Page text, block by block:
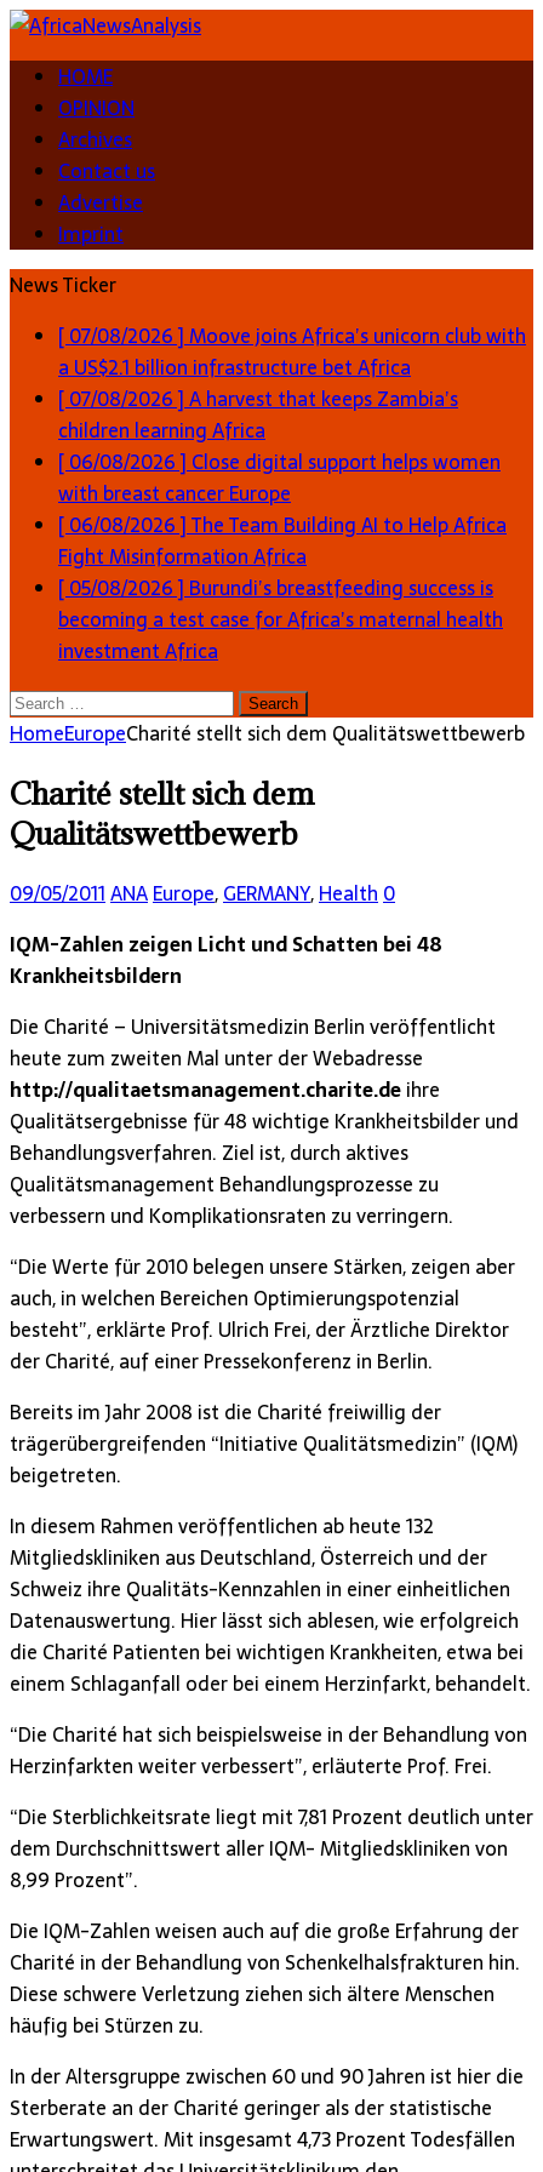
HOME
OPINION
Archives
Contact us
Advertise
Imprint
News Ticker
[ 07/08/2026 ]Moove joins Africa’s unicorn club with
a US$2.1 billion infrastructure betAfrica
[ 07/08/2026 ]A harvest that keeps Zambia’s
children learningAfrica
[ 06/08/2026 ] Close digital support helps women
with breast cancerEurope
[ 06/08/2026 ]The Team Building AI to Help Africa
Fight MisinformationAfrica
[ 05/08/2026 ] Burundi’s breastfeeding success is
becoming a test case for Africa’s maternal health
investmentAfrica
Search
for:
HomeEuropeCharité stellt sich dem Qualitätswettbewerb
Charité stellt sich dem
Qualitätswettbewerb
09/05/2011ANAEurope,GERMANY,Health 0
IQM-Zahlen zeigen Licht und Schatten bei 48
Krankheitsbildern
Die Charité – Universitätsmedizin Berlin veröffentlicht
heute zum zweiten Mal unter der Webadresse
http://qualitaetsmanagement.charite.deihre
Qualitätsergebnisse für 48 wichtige Krankheitsbilder und
Behandlungsverfahren. Ziel ist, durch aktives
Qualitätsmanagement Behandlungsprozesse zu
verbessern und Komplikationsraten zu verringern.
“Die Werte für 2010 belegen unsere Stärken, zeigen aber
auch, in welchen Bereichen Optimierungspotenzial
besteht”, erklärte Prof. Ulrich Frei, der Ärztliche Direktor
der Charité, auf einer Pressekonferenz in Berlin.
Bereits im Jahr 2008 ist die Charité freiwillig der
trägerübergreifenden “Initiative Qualitätsmedizin” (IQM)
beigetreten.
In diesem Rahmen veröffentlichen ab heute 132
Mitgliedskliniken aus Deutschland, Österreich und der
Schweiz ihre Qualitäts-Kennzahlen in einer einheitlichen
Datenauswertung. Hier lässt sich ablesen, wie erfolgreich
die Charité Patienten bei wichtigen Krankheiten, etwa bei
einem Schlaganfall oder bei einem Herzinfarkt, behandelt.
“Die Charité hat sich beispielsweise in der Behandlung von
Herzinfarkten weiter verbessert”, erläuterte Prof. Frei.
“Die Sterblichkeitsrate liegt mit 7,81 Prozent deutlich unter
dem Durchschnittswert aller IQM- Mitgliedskliniken von
8,99 Prozent”.
Die IQM-Zahlen weisen auch auf die große Erfahrung der
Charité in der Behandlung von Schenkelhalsfrakturen hin.
Diese schwere Verletzung ziehen sich ältere Menschen
häufig bei Stürzen zu.
In der Altersgruppe zwischen 60 und 90 Jahren ist hier die
Sterberate an der Charité geringer als der statistische
Erwartungswert. Mit insgesamt 4,73 Prozent Todesfällen